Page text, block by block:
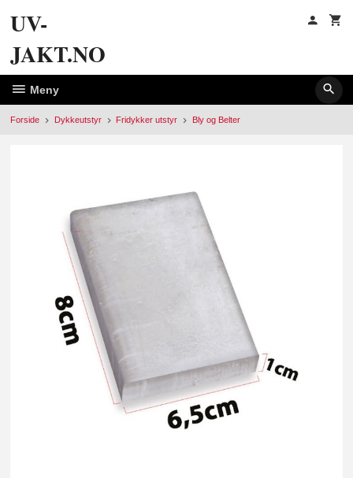
UV-
JAKT.NO
Meny
Forside Dykkeutstyr Fridykker utstyr Bly og Belter